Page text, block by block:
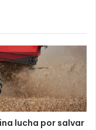
lucha por salvar